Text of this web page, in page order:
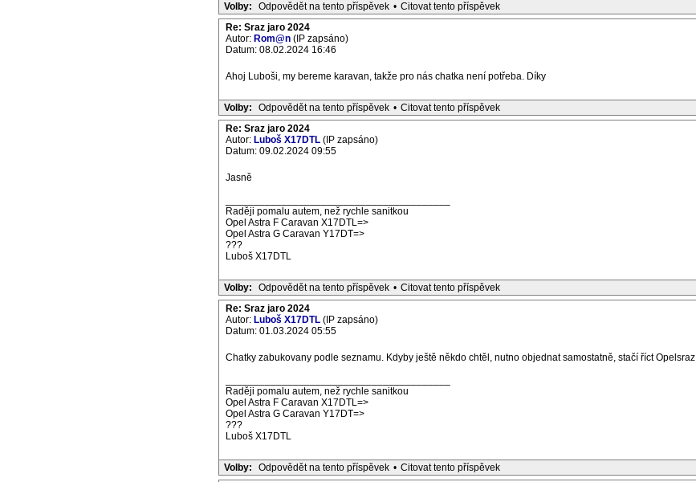
Volby: Odpovědět na tento příspěvek • Citovat tento příspěvek
Re: Sraz jaro 2024
Autor: Rom@n (IP zapsáno)
Datum: 08.02.2024 16:46
Ahoj Luboši, my bereme karavan, takže pro nás chatka není potřeba. Díky
Volby: Odpovědět na tento příspěvek • Citovat tento příspěvek
Re: Sraz jaro 2024
Autor: Luboš X17DTL (IP zapsáno)
Datum: 09.02.2024 09:55
Jasně
Raději pomalu autem, než rychle sanitkou
Opel Astra F Caravan X17DTL=>
Opel Astra G Caravan Y17DT=>
???
Luboš X17DTL
Volby: Odpovědět na tento příspěvek • Citovat tento příspěvek
Re: Sraz jaro 2024
Autor: Luboš X17DTL (IP zapsáno)
Datum: 01.03.2024 05:55
Chatky zabukovany podle seznamu. Kdyby ještě někdo chtěl, nutno objednat samostatně, stačí říct Opelsraz
Raději pomalu autem, než rychle sanitkou
Opel Astra F Caravan X17DTL=>
Opel Astra G Caravan Y17DT=>
???
Luboš X17DTL
Volby: Odpovědět na tento příspěvek • Citovat tento příspěvek